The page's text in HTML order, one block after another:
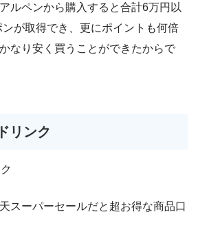
ルペンから購入すると合計6万円以
ンが取得でき、更にポイントも何倍
なり安く買うことができたからで
リンク
スーパーセールだと超お得な商品口